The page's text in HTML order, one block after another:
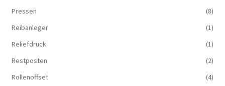
Pressen
(8)
Reibanleger
(1)
Reliefdruck
(1)
Restposten
(2)
Rollenoffset
(4)